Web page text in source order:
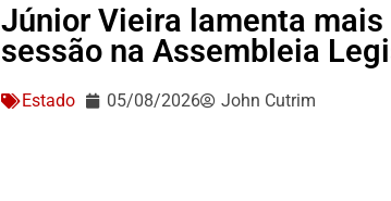
Júnior Vieira lamenta mais
sessão na Assembleia
Estado 05/08/2026 John Cutrim